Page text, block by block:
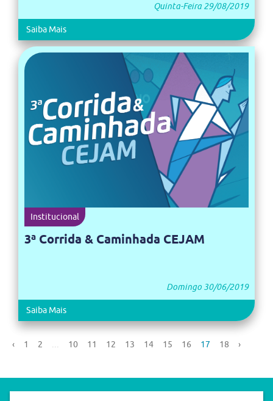
Quinta-Feira 29/08/2019
Saiba Mais
Institucional
3ª Corrida & Caminhada CEJAM
Domingo 30/06/2019
Saiba Mais
‹ 1 2 10 11 12 13 14 15 16 17 18 ›